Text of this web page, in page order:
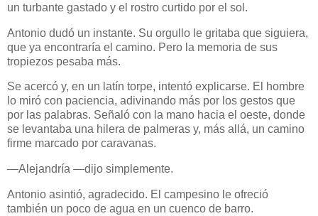
un turbante gastado y el rostro curtido por el sol.
Antonio dudó un instante. Su orgullo le gritaba que siguiera,
que ya encontraría el camino. Pero la memoria de sus
tropiezos pesaba más.
Se acercó y, en un latín torpe, intentó explicarse. El hombre
lo miró con paciencia, adivinando más por los gestos que
por las palabras. Señaló con la mano hacia el oeste, donde
se levantaba una hilera de palmeras y, más allá, un camino
firme marcado por caravanas.
—Alejandría —dijo simplemente.
Antonio asintió, agradecido. El campesino le ofreció
también un poco de agua en un cuenco de barro.